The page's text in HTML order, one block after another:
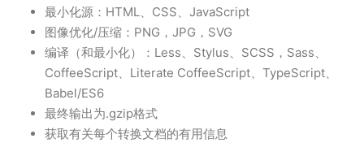
最小化源：HTML、CSS、JavaScript
图像优化/压缩：PNG，JPG，SVG
编译（和最小化）：Less、Stylus、SCSS，Sass、
CoffeeScript、Literate CoffeeScript、TypeScript、
Babel/ES6
最终输出为.gzip格式
获取有关每个转换文档的有用信息